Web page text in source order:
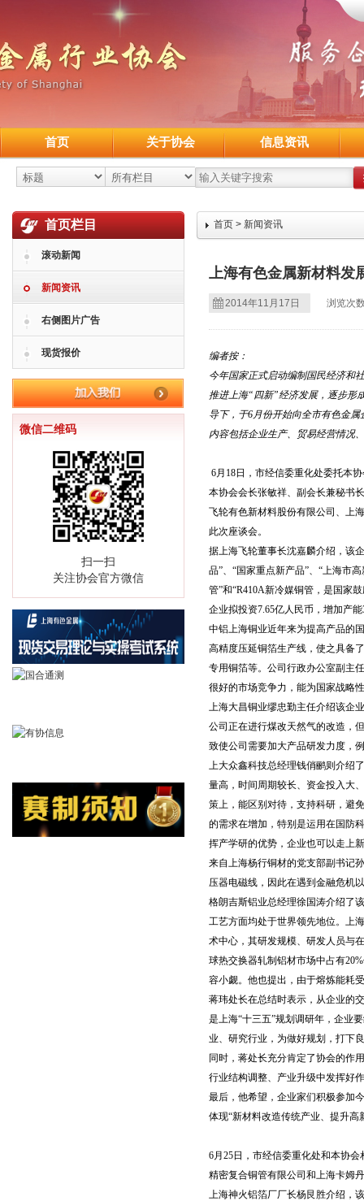
首页 关于协会 信息资讯
首页栏目
滚动新闻
新闻资讯
右侧图片广告
现货报价
微信二维码
扫一扫
关注协会官方微信
首页 > 新闻资讯
上海有色金属新材料发
2014年11月17日 浏览次
编者按：
今年国家正式启动编制国民经济和
推进上海“四新”经济发展，逐步形
导下，于6月份开始向全市有色金
内容包括企业生产、贸易经营情况
6月18日，市经信委重化处委托本
本协会会长张敏祥、副会长兼秘书
飞轮有色新材料股份有限公司、上
此次座谈会。
据上海飞轮董事长沈嘉麟介绍，该
品”、“国家重点新产品”、“上海市
管”和“R410A新冷媒铜管，是国家
企业拟投资7.65亿人民币，增加产
中铝上海铜业近年来为提高产品的
高精度压延铜箔生产线，使之具备
专用铜箔等。公司行政办公室副主
很好的市场竞争力，能为国家战略
上海大昌铜业缪忠勤主任介绍该企
公司正在进行煤改天然气的改造，
致使公司需要加大产品研发力度，
上大众鑫科技总经理钱俏鹂则介绍
量高，时间周期较长、资金投入大
策上，能区别对待，支持科研，避
的需求在增加，特别是运用在国防
挥产学研的优势，企业也可以走上
来自上海杨行铜材的党支部副书记
压器电磁线，因此在遇到金融危机
格朗吉斯铝业总经理徐国涛介绍了
工艺方面均处于世界领先地位。上
术中心，其研发规模、研发人员与
球热交换器轧制铝材市场中占有
容小觑。他也提出，由于熔炼能耗
蒋玮处长在总结时表示，从企业的
是上海“十三五”规划调研年，企业
业、研究行业，为做好规划，打
同时，蒋处长充分肯定了协会的作
行业结构调整、产业升级中发挥好
最后，他希望，企业家们积极参加
体现“新材料改造传统产业、提升高
6月25日，市经信委重化处和本协
精密复合铜管有限公司和上海卡姆
上海神火铝箔厂厂长杨艮胜介绍，